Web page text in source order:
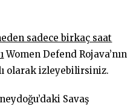
sadece birkaç saat
Women Defend Rojava’nın
olarak izleyebilirsiniz.
Savaş